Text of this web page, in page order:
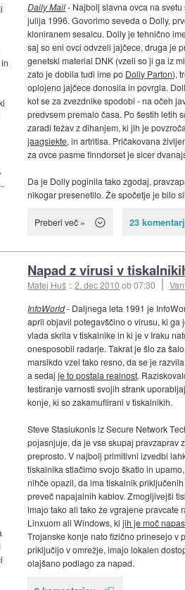
Daily Mail- Najbolj slavna ovca na svetu
julija 1996. Govorimo seveda o Dolly,
kloniranem sesalcu. Dolly je tehnično
saj so eni ovci odvzeli jajčece, druga je
genetski material DNK (vzeli so ji ga iz
zato je dobila tudi ime po Dolly Parton),
oplojeno jajčece donosila in povrgla.
kot se za zvezdnike spodobi - na očeh
predvsem premalo časa. Po šestih letih
zaradi težav z dihanjem, ki jih je
jaagsiekte, in artritisa. Pričakovana
za ovce pasme finndorset je sicer
Da je Dolly poginila tako zgodaj,
nikogar presenetilo. Že spočetje je bilo
Preberi več » 23
Napad z virusi v
Matej Huš ::2. dec 2010ob 07:30
InfoWorld- Daljnega leta 1991 je
april objavil potegavščino o virusu, ki ga
vlada skrila v tiskalnike in ki je v Iraku
onesposobil radarje. Takrat je šlo za
marsikdo vzel tako resno, da se je
a sedajje to postala realnost.
testiranje varnosti svojih strank
konje, ki so zakamuflirani v tiskalnikih.
Steve Stasiukonis iz Secure Network
pojasnjuje, da je vse skupaj pravzaprav
preprosto. V najbolj primitivni izvedbi
tiskalnika stlačimo svojo škatlo in
nihče opazil, da ima tiskalnik
preveč napajalnih kablov. Zmogljivejši
imajo tako ali tako že vgrajene pravcate
Linxuom ali Windows, kijih je moč
Trojanske konje nato fizično prinesejo v
priključijo v omrežje, imajo lokalen
olajšano podlago za napad.